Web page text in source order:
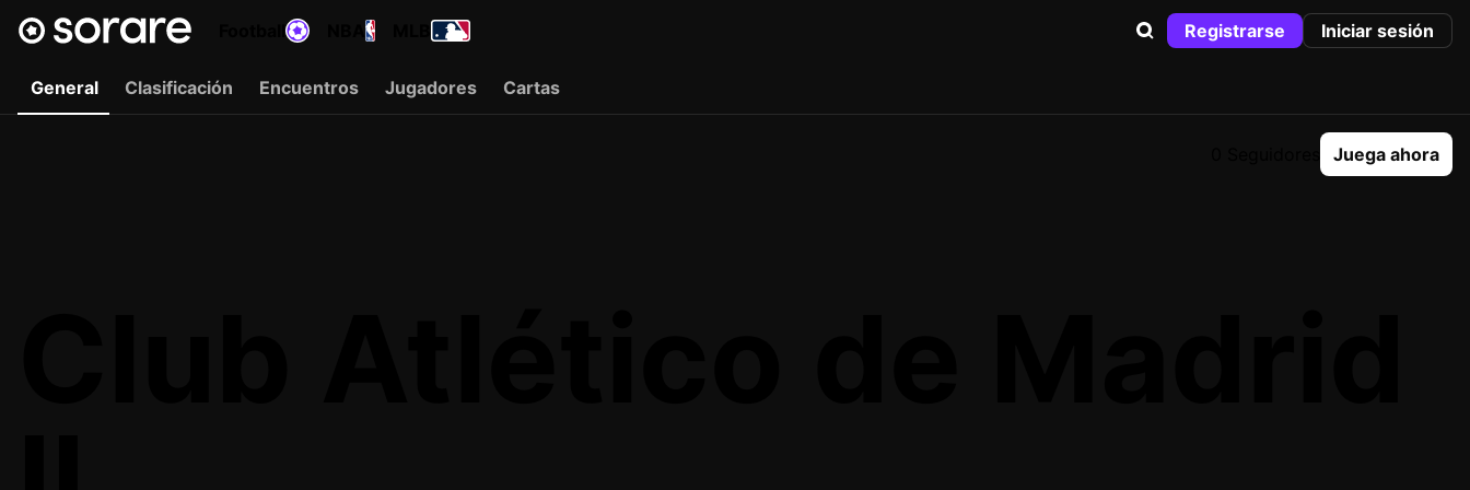
Registrarse Iniciar sesión
General Clasificación Encuentros Jugadores Cartas
Juega ahora